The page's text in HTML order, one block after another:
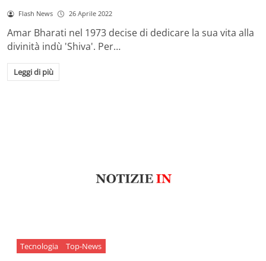
Flash News 26 Aprile 2022
Amar Bharati nel 1973 decise di dedicare la sua vita alla
divinità indù 'Shiva'. Per…
Leggi di più
Tecnologia Top-News